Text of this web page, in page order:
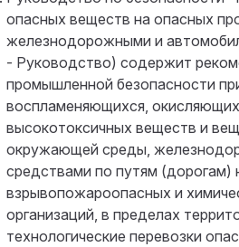
опасных веществ на опасных
железнодорожными и
- Руководство) содержит
промышленной безопасности
воспламеняющихся,
высокотоксичных веществ и
окружающей среды,
средствами по путям (дорогам)
взрывопожароопасных и
организаций, в пределах
технологические перевозки